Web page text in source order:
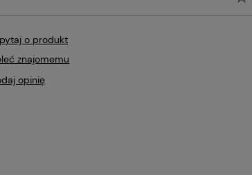
o produkt
znajomemu
opinię